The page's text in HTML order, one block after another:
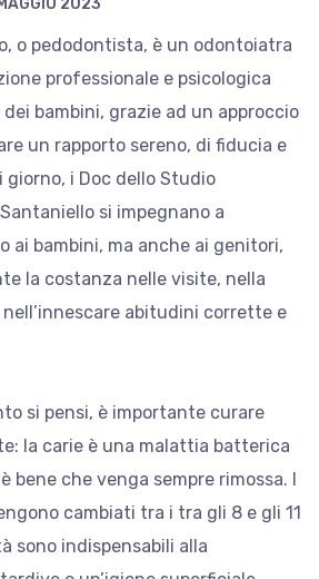
2023
o pedodontista, è un odontoiatra
professionale e psicologica
bambini, grazie ad un approccio
un rapporto sereno, di fiducia e
giorno, i Doc dello Studio
si impegnano a
ai bambini, ma anche ai genitori,
la costanza nelle visite, nella
abitudini corrette e
si pensi, è importante curare
la carie è una malattia batterica
che venga sempre rimossa. I
cambiati tra i tra gli 8 e gli 11
sono indispensabili alla